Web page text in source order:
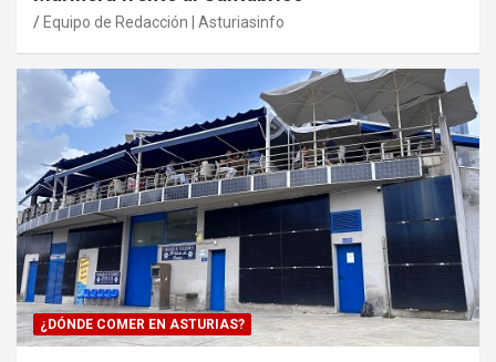
Equipo de Redacción | Asturiasinfo
¿DÓNDE COMER EN ASTURIAS?